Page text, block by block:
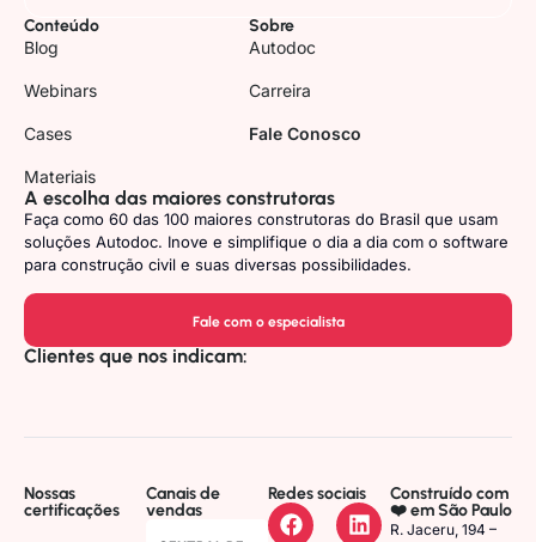
Conteúdo
Blog
Webinars
Cases
Materiais
Sobre
Autodoc
Carreira
Fale Conosco
A escolha das maiores construtoras
Faça como 60 das 100 maiores construtoras do Brasil que usam
soluções Autodoc. Inove e simplifique o dia a dia com o software
para construção civil e suas diversas possibilidades.
Fale com o especialista
Clientes que nos indicam:
Nossas
certificações
Canais de
vendas
Redes sociais
Construído com
❤️ em São Paulo
R. Jaceru, 194 –